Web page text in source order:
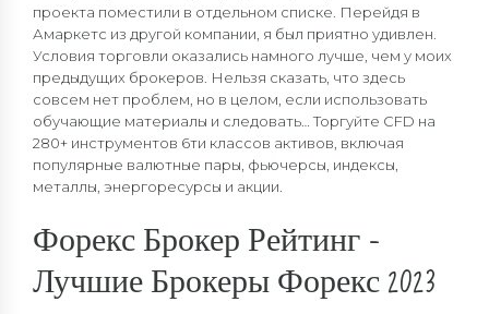
проекта поместили в отдельном списке. Перейдя в
Амаркетс из другой компании, я был приятно удивлен.
Условия торговли оказались намного лучше, чем у моих
предыдущих брокеров. Нельзя сказать, что здесь
совсем нет проблем, но в целом, если использовать
обучающие материалы и следовать… Торгуйте CFD на
280+ инструментов 6ти классов активов, включая
популярные валютные пары, фьючерсы, индексы,
металлы, энергоресурсы и акции.
Форекс Брокер Рейтинг —
Лучшие Брокеры Форекс 2023